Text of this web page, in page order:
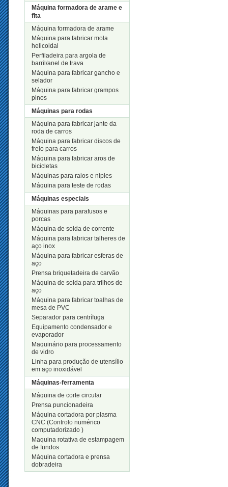
Máquina formadora de arame e
fita
Máquina formadora de arame
Máquina para fabricar mola
helicoidal
Perfiladeira para argola de
barril/anel de trava
Máquina para fabricar gancho e
selador
Máquina para fabricar grampos
pinos
Máquinas para rodas
Máquina para fabricar jante da
roda de carros
Máquina para fabricar discos de
freio para carros
Máquina para fabricar aros de
bicicletas
Máquinas para raios e niples
Máquina para teste de rodas
Máquinas especiais
Máquinas para parafusos e
porcas
Máquina de solda de corrente
Máquina para fabricar talheres de
aço inox
Máquina para fabricar esferas de
aço
Prensa briquetadeira de carvão
Máquina de solda para trilhos de
aço
Máquina para fabricar toalhas de
mesa de PVC
Separador para centrífuga
Equipamento condensador e
evaporador
Maquinário para processamento
de vidro
Linha para produção de utensílio
em aço inoxidável
Máquinas-ferramenta
Máquina de corte circular
Prensa puncionadeira
Máquina cortadora por plasma
CNC (Controlo numérico
computadorizado )
Maquina rotativa de estampagem
de fundos
Máquina cortadora e prensa
dobradeira